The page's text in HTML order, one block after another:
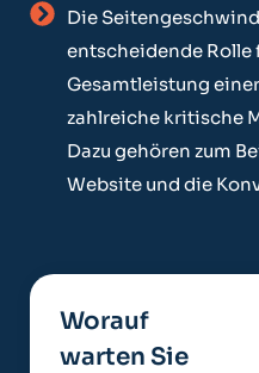
Die
entscheidende Rolle
Gesamtleistung
zahlreiche kritische
Dazu gehören zum
Website und die
Worauf
warten Sie